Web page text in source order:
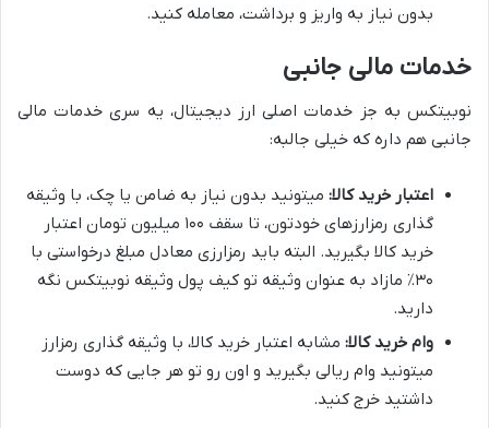
بدون نیاز به واریز و برداشت، معامله کنید.
خدمات مالی جانبی
نوبیتکس به جز خدمات اصلی ارز دیجیتال، یه سری خدمات مالی
جانبی هم داره که خیلی جالبه:
اعتبار خرید کالا: میتونید بدون نیاز به ضامن یا چک، با وثیقه
گذاری رمزارزهای خودتون، تا سقف ۱۰۰ میلیون تومان اعتبار
خرید کالا بگیرید. البته باید رمزارزی معادل مبلغ درخواستی با
۳۰٪ مازاد به عنوان وثیقه تو کیف پول وثیقه نوبیتکس نگه
دارید.
وام خرید کالا: مشابه اعتبار خرید کالا، با وثیقه گذاری رمزارز
میتونید وام ریالی بگیرید و اون رو تو هر جایی که دوست
داشتید خرج کنید.